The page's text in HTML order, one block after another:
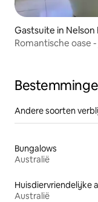
Gastsuite in Nelson
Romantische oase
Andere soorten
Bungalows
Australië
Australië